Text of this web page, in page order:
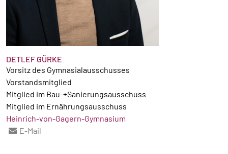
DETLEF GÜRKE
Vorsitz des Gymnasialausschusses
Vorstandsmitglied
Mitglied im Bau-+Sanierungsausschuss
Mitglied im Ernährungsausschuss
Heinrich-von-Gagern-Gymnasium
E-Mail